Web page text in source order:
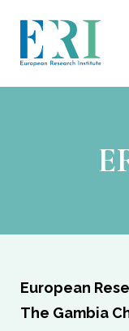
European
The Gambia